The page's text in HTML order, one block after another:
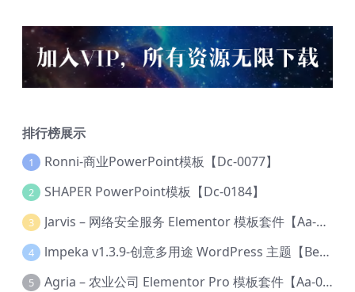
排行榜展示
1 Ronni-商业PowerPoint模板【Dc-0077】
2 SHAPER PowerPoint模板【Dc-0184】
3 Jarvis – 网络安全服务 Elementor 模板套件【Aa-0035】
4 lmpeka v1.3.9-创意多用途 WordPress 主题【Be-0064】
5 Agria – 农业公司 Elementor Pro 模板套件【Aa-0003】